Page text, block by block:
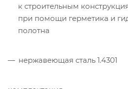
к строительным
при помощи герметика и
полотна
нержавеющая сталь 1.4301